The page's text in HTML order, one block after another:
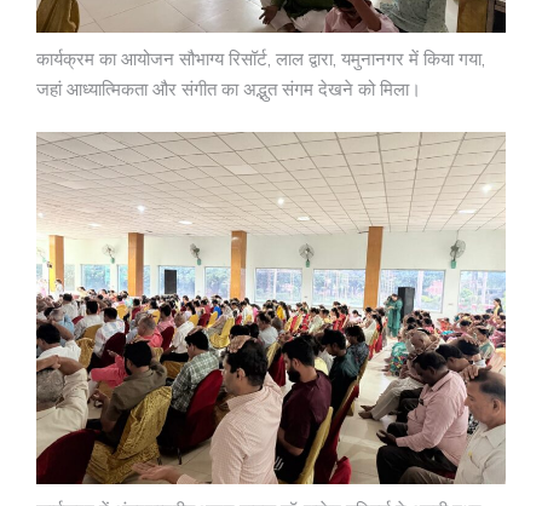
कार्यक्रम का आयोजन सौभाग्य रिसॉर्ट, लाल द्वारा, यमुनानगर में किया गया,
जहां आध्यात्मिकता और संगीत का अद्भुत संगम देखने को मिला।